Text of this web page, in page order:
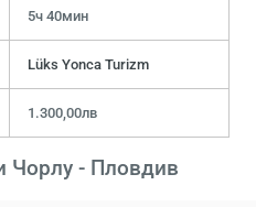
5ч 40мин
Lüks Yonca Turizm
1.300,00лв
Чорлу - Пловдив